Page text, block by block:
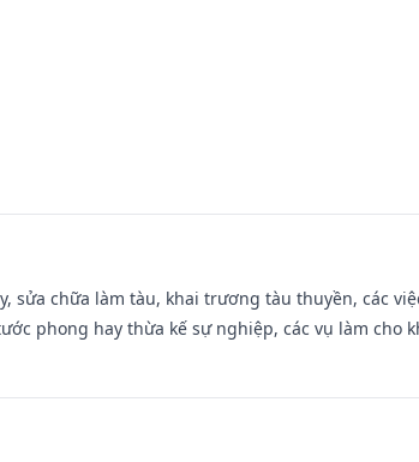
sửa chữa làm tàu, khai trương tàu thuyền, các
phong hay thừa kế sự nghiệp, các vụ làm cho